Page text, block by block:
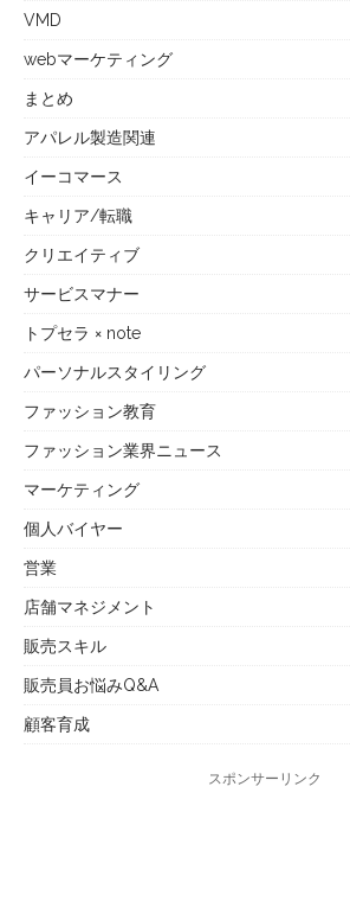
VMD
webマーケティング
まとめ
アパレル製造関連
イーコマース
キャリア/転職
クリエイティブ
サービスマナー
トプセラ × note
パーソナルスタイリング
ファッション教育
ファッション業界ニュース
マーケティング
個人バイヤー
営業
店舗マネジメント
販売スキル
販売員お悩みQ&A
顧客育成
スポンサーリンク